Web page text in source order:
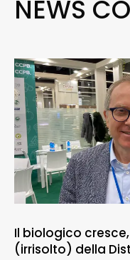
NEWS
Il biologico
(irrisolto) della